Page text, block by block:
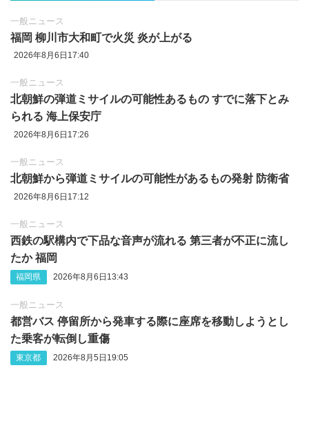
一般ニュース
福岡 柳川市大和町で火災 炎が上がる
2026年8月6日17:40
一般ニュース
北朝鮮の弾道ミサイルの可能性あるもの すでに落下とみ
られる 海上保安庁
2026年8月6日17:26
一般ニュース
北朝鮮から弾道ミサイルの可能性があるもの発射 防衛省
2026年8月6日17:12
一般ニュース
西鉄の駅構内で下品な音声が流れる 第三者が不正に流し
たか 福岡
福岡県 2026年8月6日13:43
一般ニュース
都営バス 停留所から発車する際に座席を移動しようとし
た乗客が転倒し重傷
東京都 2026年8月5日19:05